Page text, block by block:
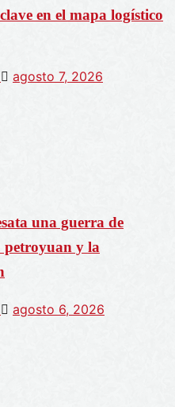
en el mapa logístico
agosto 7, 2026
una guerra de
petroyuan y la
agosto 6, 2026